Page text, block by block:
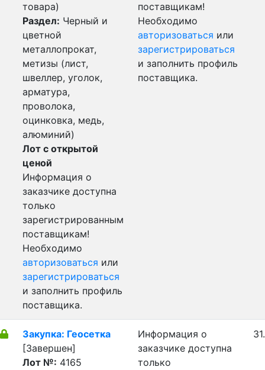
товара)
Раздел: Черный и
цветной
металлопрокат,
метизы (лист,
швеллер, уголок,
арматура,
проволока,
оцинковка, медь,
алюминий)
Лот с открытой
ценой
Информация о
заказчике доступна
только
зарегистрированным
поставщикам!
Необходимо
авторизоваться или
зарегистрироваться
и заполнить профиль
поставщика.
поставщикам!
Необходимо
авторизоваться или
зарегистрироваться
и заполнить профиль
поставщика.
Закупка: Геосетка
[Завершен]
Лот №: 4165
Информация о
заказчике доступна
только